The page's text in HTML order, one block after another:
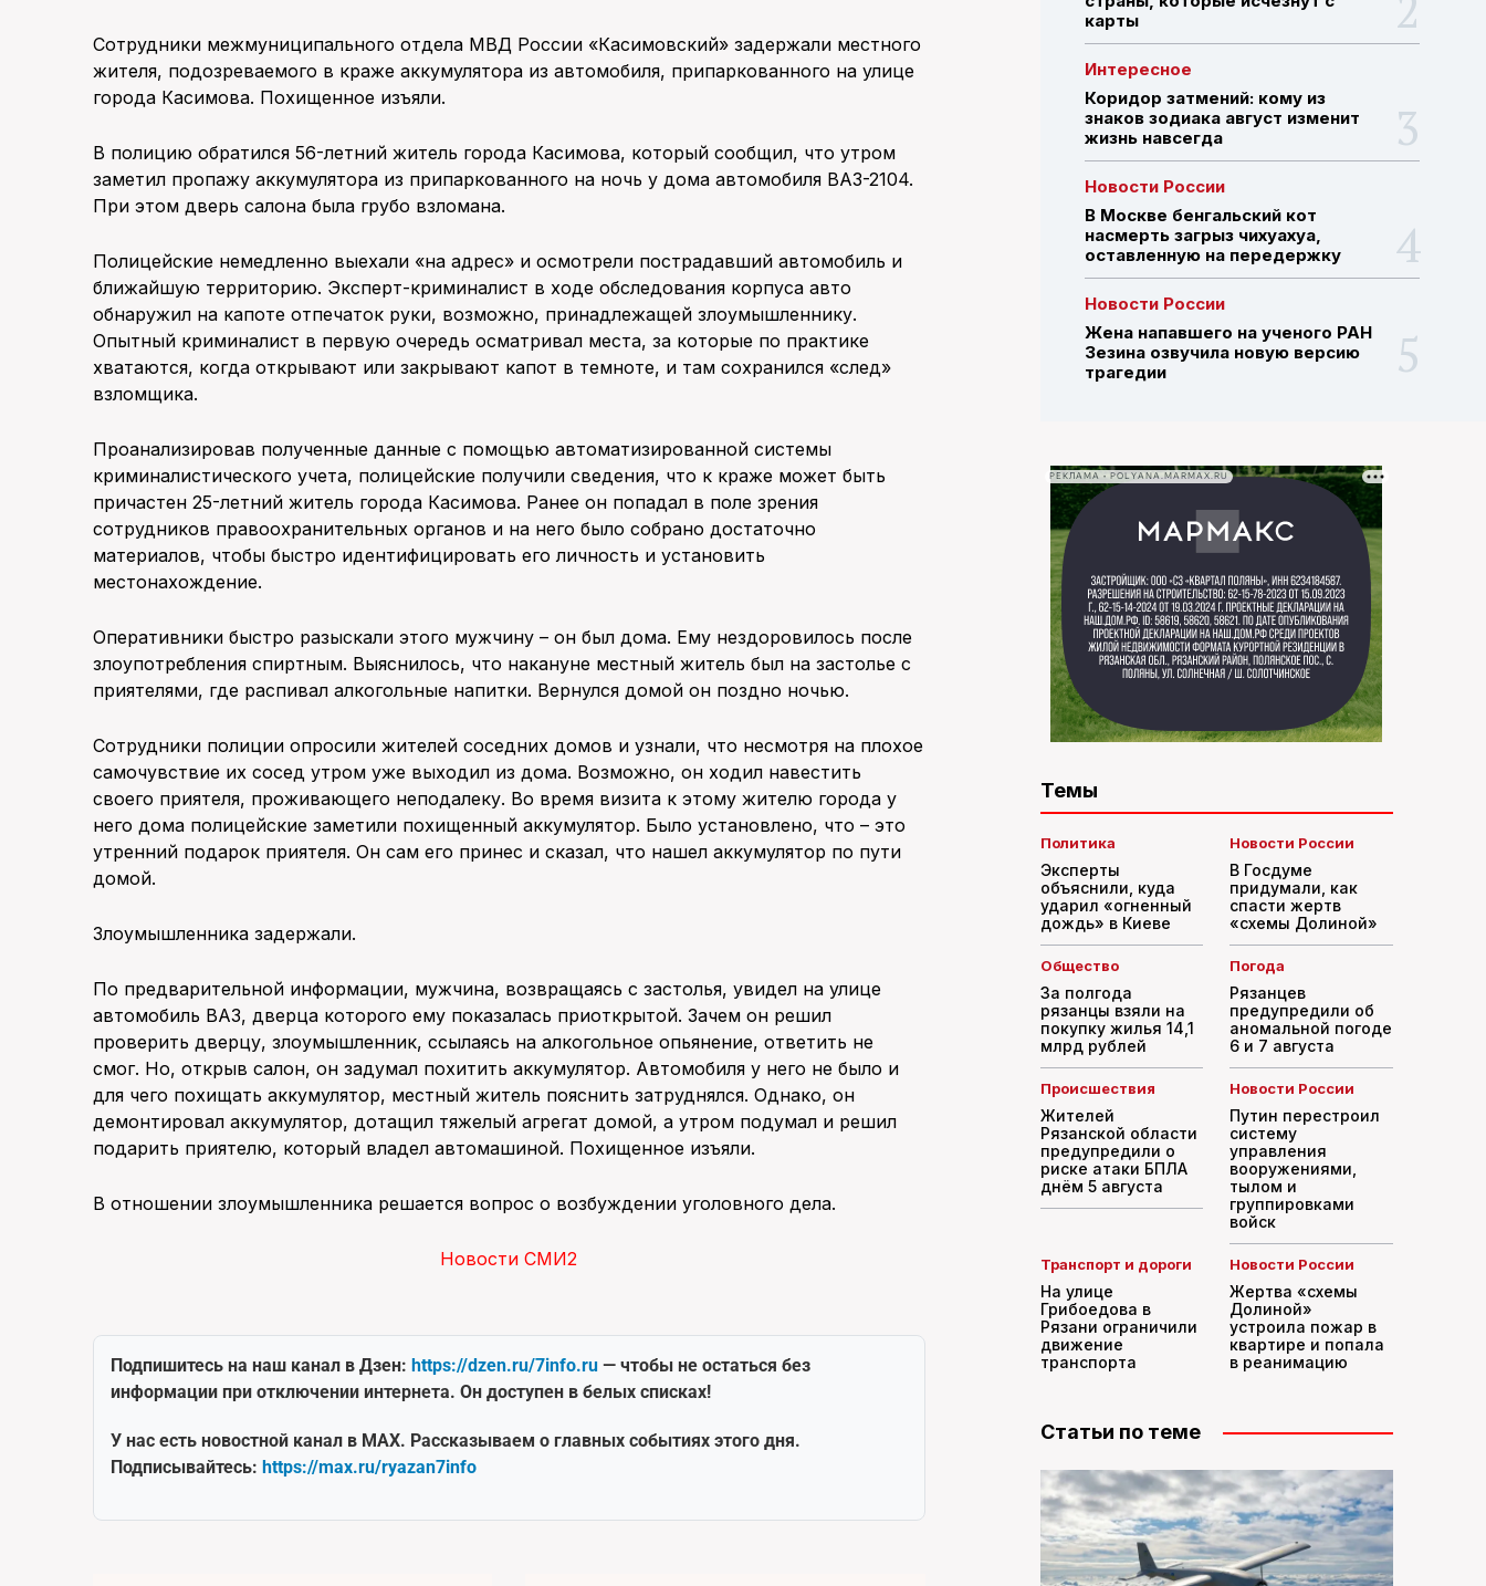
ПОИСК ПО САЙТУ
Сотрудники межмуниципального отдела МВД России «Касимовский» задержали местного
жителя, подозреваемого в краже аккумулятора из автомобиля, припаркованного на улице
города Касимова. Похищенное изъяли.
В полицию обратился 56-летний житель города Касимова, который сообщил, что утром
заметил пропажу аккумулятора из припаркованного на ночь у дома автомобиля ВАЗ-2104.
При этом дверь салона была грубо взломана.
Полицейские немедленно выехали «на адрес» и осмотрели пострадавший автомобиль и
ближайшую территорию. Эксперт-криминалист в ходе обследования корпуса авто
обнаружил на капоте отпечаток руки, возможно, принадлежащей злоумышленнику.
Опытный криминалист в первую очередь осматривал места, за которые по практике
хватаются, когда открывают или закрывают капот в темноте, и там сохранился «след»
взломщика.
Проанализировав полученные данные с помощью автоматизированной системы
криминалистического учета, полицейские получили сведения, что к краже может быть
причастен 25-летний житель города Касимова. Ранее он попадал в поле зрения
сотрудников правоохранительных органов и на него было собрано достаточно
материалов, чтобы быстро идентифицировать его личность и установить
местонахождение.
Оперативники быстро разыскали этого мужчину – он был дома. Ему нездоровилось после
злоупотребления спиртным. Выяснилось, что накануне местный житель был на застолье с
приятелями, где распивал алкогольные напитки. Вернулся домой он поздно ночью.
Сотрудники полиции опросили жителей соседних домов и узнали, что несмотря на плохое
самочувствие их сосед утром уже выходил из дома. Возможно, он ходил навестить
своего приятеля, проживающего неподалеку. Во время визита к этому жителю города у
него дома полицейские заметили похищенный аккумулятор. Было установлено, что – это
утренний подарок приятеля. Он сам его принес и сказал, что нашел аккумулятор по пути
домой.
Злоумышленника задержали.
По предварительной информации, мужчина, возвращаясь с застолья, увидел на улице
автомобиль ВАЗ, дверца которого ему показалась приоткрытой. Зачем он решил
проверить дверцу, злоумышленник, ссылаясь на алкогольное опьянение, ответить не
смог. Но, открыв салон, он задумал похитить аккумулятор. Автомобиля у него не было и
для чего похищать аккумулятор, местный житель пояснить затруднялся. Однако, он
демонтировал аккумулятор, дотащил тяжелый агрегат домой, а утром подумал и решил
подарить приятелю, который владел автомашиной. Похищенное изъяли.
В отношении злоумышленника решается вопрос о возбуждении уголовного дела.
Новости СМИ2
Подпишитесь на наш канал в Дзен: https://dzen.ru/7info.ru — чтобы не остаться без
информации при отключении интернета. Он доступен в белых списках!
У нас есть новостной канал в MAX. Рассказываем о главных событиях этого дня.
Подписывайтесь: https://max.ru/ryazan7info
карты
Интересное
Коридор затмений: кому из
знаков зодиака август изменит
жизнь навсегда
Новости России
В Москве бенгальский кот
насмерть загрыз чихуахуа,
оставленную на передержку
Новости России
Жена напавшего на ученого РАН
Зезина озвучила новую версию
трагедии
РЕКЛАМА • POLYANA.MARMAX.RU
Темы
Политика
Эксперты
объяснили, куда
ударил «огненный
дождь» в Киеве
Новости России
В Госдуме
придумали, как
спасти жертв
«схемы Долиной»
Общество
За полгода
рязанцы взяли на
покупку жилья 14,1
млрд рублей
Погода
Рязанцев
предупредили об
аномальной погоде
6 и 7 августа
Происшествия
Жителей
Рязанской области
предупредили о
риске атаки БПЛА
днём 5 августа
Новости России
Путин перестроил
систему
управления
вооружениями,
тылом и
группировками
войск
Транспорт и дороги
На улице
Грибоедова в
Рязани ограничили
движение
транспорта
Новости России
Жертва «схемы
Долиной»
устроила пожар в
квартире и попала
в реанимацию
Статьи по теме